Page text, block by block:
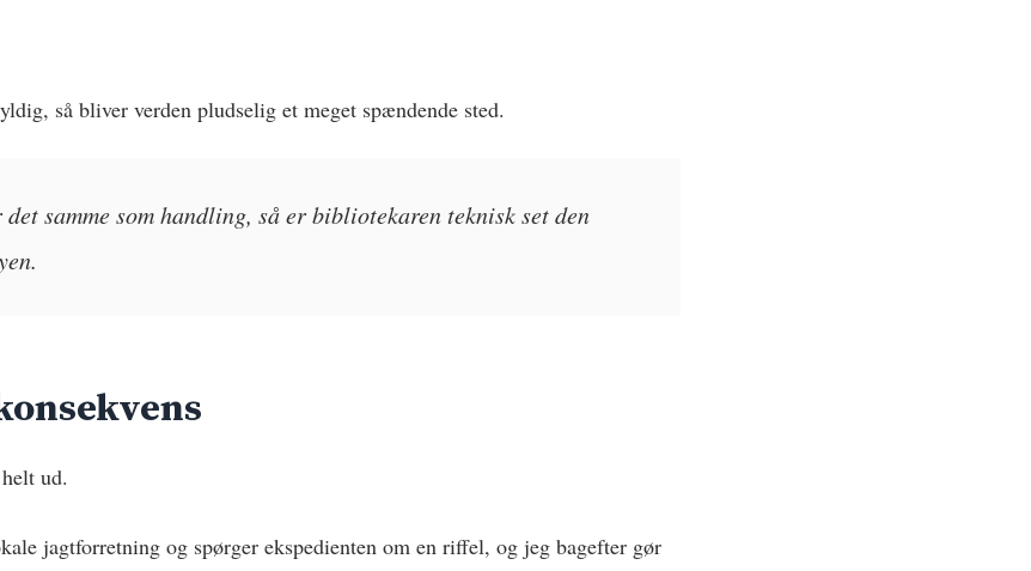
så bliver verden pludselig et meget spændende sted.
samme som handling, så er bibliotekaren teknisk set den
ud.
jagtforretning og spørger ekspedienten om en riffel, og jeg bagefter gør